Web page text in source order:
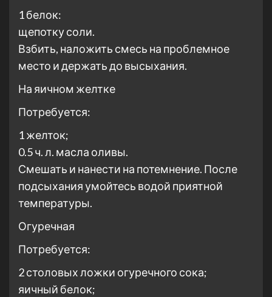
1 белок:
щепотку соли.
Взбить, наложить смесь на проблемное
место и держать до высыхания.
На яичном желтке
Потребуется:
1 желток;
0.5 ч. л. масла оливы.
Смешать и нанести на потемнение. После
подсыхания умойтесь водой приятной
температуры.
Огуречная
Потребуется:
2 столовых ложки огуречного сока;
яичный белок;